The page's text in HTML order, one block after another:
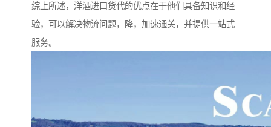
综上所述，洋酒进口货代的优点在于他们具备知识和经
验，可以解决物流问题，降，加速通关，并提供一站式
服务。